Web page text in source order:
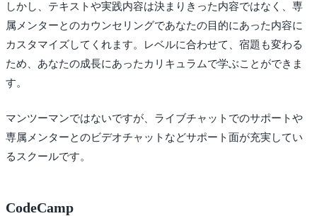
しかし、テキストや実践内容は決まりきった内容ではなく、専
属メンターとのカウンセリングであなたの目的にあった内容に
カスタマイズしてくれます。レベルに合わせて、宿題も変わる
ため、あなたの成長にあったカリキュラムで学ぶことができま
す。
マンツーマンではないですが、ライブチャットでのサポートや
専属メンターとのビデオチャットなどサポート面が充実してい
るスクールです。
CodeCamp